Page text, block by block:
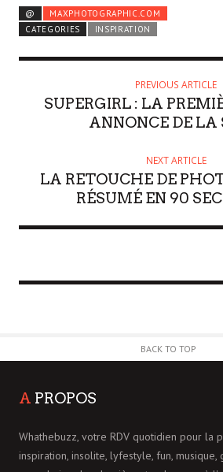
@
MAXPHOTOGRAPHIC.COM
CATEGORIES
INSPIRATION
PREVIOUS ARTICLE
SUPERGIRL : LA
ANNONCE DE LA
NEXT ARTICLE
LA RETOUCHE DE
RÉSUMÉ EN 90
BACK TO TOP
A PROPOS
Whathebuzz, votre RDV quotidien pour la
inspiration, insolite, lyfestyle, fun, musique,